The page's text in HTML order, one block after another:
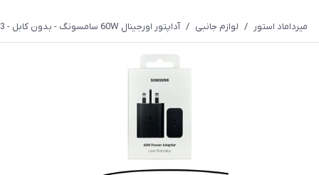
میرداماد استور / لوازم جانبی / آداپتور اورجینال 60W سامسونگ - بدون کابل - 3 شاخه - با گارانتی 18 ماهه